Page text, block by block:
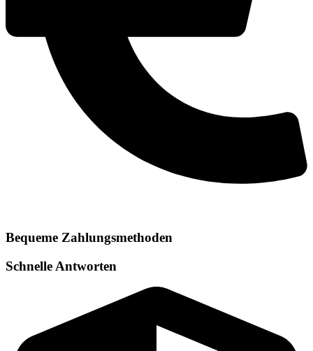
Bequeme Zahlungsmethoden
Schnelle Antworten